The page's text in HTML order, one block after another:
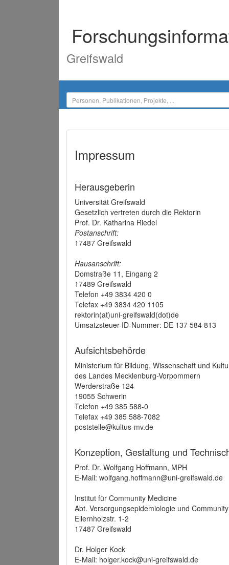
Greifswald
Impressum
Herausgeberin
Universität Greifswald
Gesetzlich vertreten durch die Rektorin
Prof. Dr. Katharina Riedel
Postanschrift:
17487 Greifswald
Hausanschrift:
Domstraße 11, Eingang 2
17489 Greifswald
Telefon +49 3834 420 0
Telefax +49 3834 420 1105
rektorin(at)uni-greifswald(dot)de
Umsatzsteuer-ID-Nummer: DE 137 584 813
Aufsichtsbehörde
Ministerium für Bildung, Wissenschaft und
des Landes Mecklenburg-Vorpommern
Werderstraße 124
19055 Schwerin
Telefon +49 385 588-0
Telefax +49 385 588-7082
poststelle@kultus-mv.de
Konzeption, Gestaltung und
Prof. Dr. Wolfgang Hoffmann, MPH
E-Mail: wolfgang.hoffmann@uni-greifswald.de
Institut für Community Medicine
Abt. Versorgungsepidemiologie und
Ellernholzstr. 1-2
17487 Greifswald
Dr. Holger Kock
E-Mail: holger.kock@uni-greifswald.de